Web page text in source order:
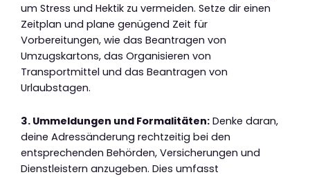
um Stress und Hektik zu vermeiden. Setze dir einen
Zeitplan und plane genügend Zeit für
Vorbereitungen, wie das Beantragen von
Umzugskartons, das Organisieren von
Transportmittel und das Beantragen von
Urlaubstagen.
3. Ummeldungen und Formalitäten: Denke daran,
deine Adressänderung rechtzeitig bei den
entsprechenden Behörden, Versicherungen und
Dienstleistern anzugeben. Dies umfasst